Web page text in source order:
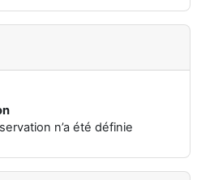
n’a été définie